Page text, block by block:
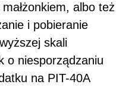
albo też
i pobieranie
skali
o niesporządzaniu
na PIT-40A